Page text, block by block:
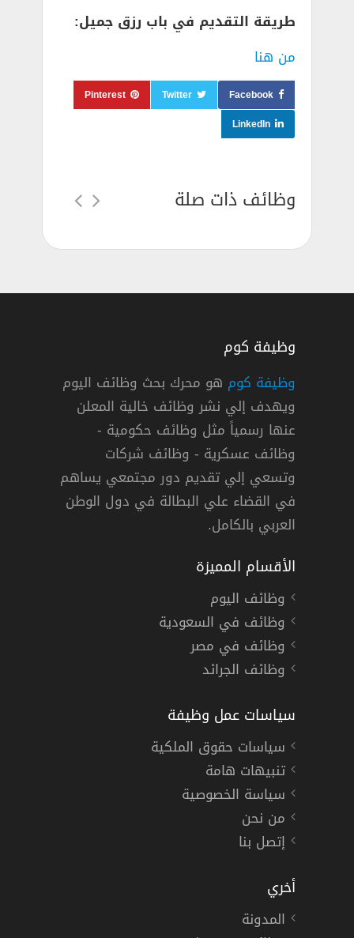
طريقة التقديم في باب رزق جميل:
من هنا
Facebook
Twitter
Pinterest
LinkedIn
وظائف ذات صلة
دوام كامل
وظيفة كوم
وظيفة كوم هو محرك بحث وظائف اليوم
ويهدف إلي نشر وظائف خالية المعلن
عنها رسمياً مثل وظائف حكومية -
وظائف عسكرية - وظائف شركات
وتسعي إلي تقديم دور مجتمعي يساهم
في القضاء علي البطالة في دول الوطن
العربي بالكامل.
الأقسام المميزة
وظائف اليوم
وظائف في السعودية
وظائف في مصر
وظائف الجرائد
سياسات عمل وظيفة
سياسات حقوق الملكية
تنبيهات هامة
سياسة الخصوصية
من نحن
إتصل بنا
أخري
المدونة